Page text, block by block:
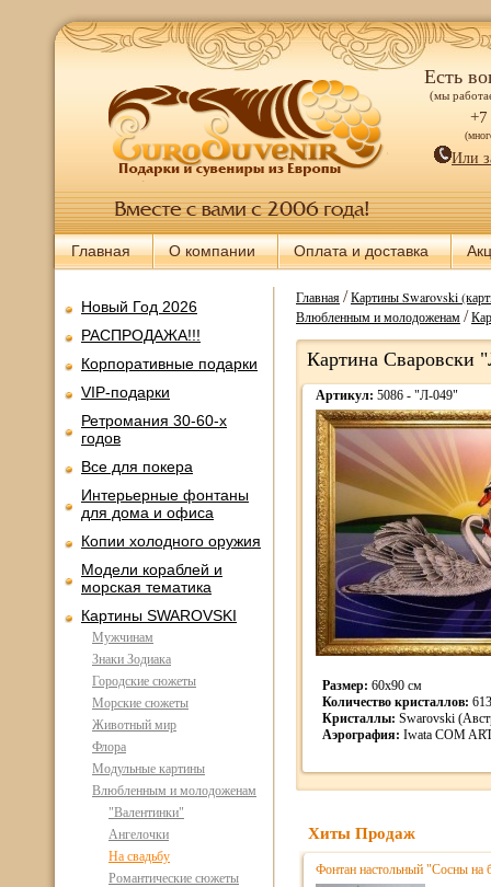
Есть
(мы
+7
Или
Главная О компании Оплата и доставка
Новый Год 2026
РАСПРОДАЖА!!!
Корпоративные подарки
VIP-подарки
Ретромания 30-60-х
годов
Все для покера
Интерьерные фонтаны
для дома и офиса
Копии холодного оружия
Модели кораблей и
морская тематика
Картины SWAROVSKI
Мужчинам
Знаки Зодиака
Городские сюжеты
Морские сюжеты
Животный мир
Флора
Модульные картины
Влюбленным и молодоженам
"Валентинки"
Ангелочки
На свадьбу
Романтические сюжеты
Главная/Картины Swarovski
Влюбленным и молодоженам/
Картина Сваровски
Артикул: 5086 - "Л-049"
Размер: 60х90 см
Количество кристаллов:
Кристаллы: Swarovski
Аэрография: Iwata COM
Хиты Продаж
Фонтан настольный "Сосны на